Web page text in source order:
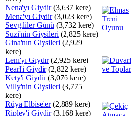
Nena'yı Giydir(3,637 kere)
Mena'yı Giydir(3,023 kere)
Sevgililer Günü (3,732 kere)
Suzi'nin Giysileri (2,825 kere)
Gina'nın Giysileri (2,929
kere)
Leni'yi Giydir(2,925 kere)
Pearl'i Giydir(2,822 kere)
Kety'i Giydir(3,076 kere)
Villy'nin Giysileri (3,775
kere)
Rüya Elbiseler(2,889 kere)
Ripley'i Giydir(3,168 kere)